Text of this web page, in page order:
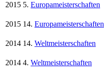
2015 5. Europameisterschaften
2015 14. Europameisterschaften
2014 14. Weltmeisterschaften
2014 4. Weltmeisterschaften